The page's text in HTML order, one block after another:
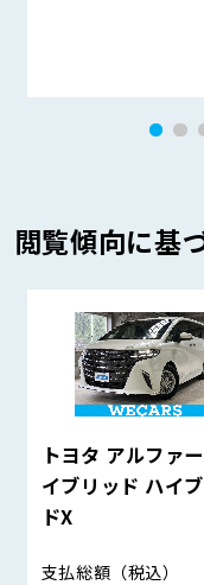
閲覧傾向に基
トヨタ アルファ
イブリッド ハイ
ドX
支払総額 （税込）